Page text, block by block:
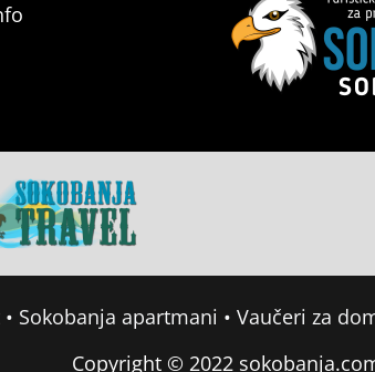
• Sokobanja apartmani • Vaučeri za
Copyright © 2022